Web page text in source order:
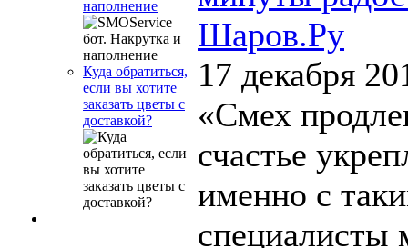
наполнение
Куда обратиться,
если вы хотите
заказать цветы с
доставкой?
Шаров.Ру
17 декабря
«Смех
счастье
именно с
специалисты